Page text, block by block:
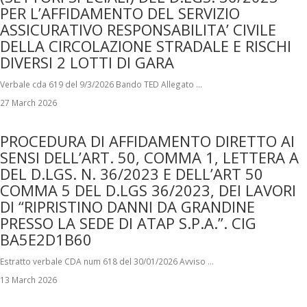
PER L’AFFIDAMENTO DEL SERVIZIO
ASSICURATIVO RESPONSABILITA’ CIVILE
DELLA CIRCOLAZIONE STRADALE E RISCHI
DIVERSI 2 LOTTI DI GARA
Verbale cda 619 del 9/3/2026 Bando TED Allegato …
27 March 2026
PROCEDURA DI AFFIDAMENTO DIRETTO AI
SENSI DELL’ART. 50, COMMA 1, LETTERA A
DEL D.LGS. N. 36/2023 E DELL’ART 50
COMMA 5 DEL D.LGS 36/2023, DEI LAVORI
DI “RIPRISTINO DANNI DA GRANDINE
PRESSO LA SEDE DI ATAP S.P.A.”. CIG
BA5E2D1B60
Estratto verbale CDA num 618 del 30/01/2026 Avviso …
13 March 2026